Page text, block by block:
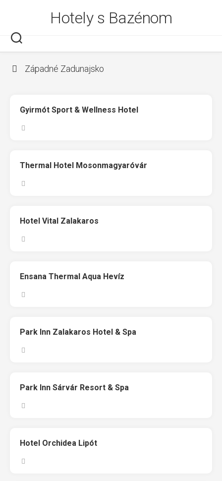
Hotely s Bazénom
Západné Zadunajsko
Gyirmót Sport & Wellness Hotel
Thermal Hotel Mosonmagyaróvár
Hotel Vital Zalakaros
Ensana Thermal Aqua Hevíz
Park Inn Zalakaros Hotel & Spa
Park Inn Sárvár Resort & Spa
Hotel Orchidea Lipót